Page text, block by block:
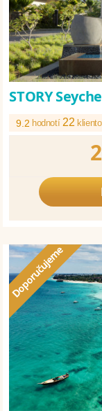
STORY
9.2 hodnotí22